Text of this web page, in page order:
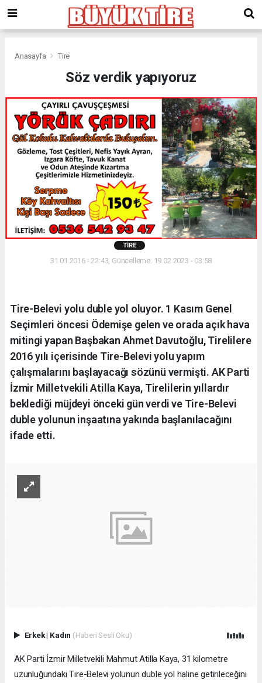
giriş
kingroyal
Anasayfa Tire
Söz verdik yapıyoruz
TIRE
31.01.2016 - 22:43, Güncelleme: 19.02.2023 - 03:58
Tire-Belevi yolu duble yol oluyor. 1 Kasım Genel
Seçimleri öncesi Ödemişe gelen ve orada açık hava
mitingi yapan Başbakan Ahmet Davutoğlu, Tirelilere
2016 yılı içerisinde Tire-Belevi yolu yapım
çalışmalarını başlayacağı sözünü vermişti. AK Parti
İzmir Milletvekili Atilla Kaya, Tirelilerin yıllardır
beklediği müjdeyi önceki gün verdi ve Tire-Belevi
duble yolunun inşaatına yakında başlanılacağını
ifade etti.
Erkek| Kadın (Haberi Sesli Oku)
AK Parti İzmir Milletvekili Mahmut Atilla Kaya, 31 kilometre
uzunluğundaki Tire-Belevi yolunun duble yol haline getirileceğini